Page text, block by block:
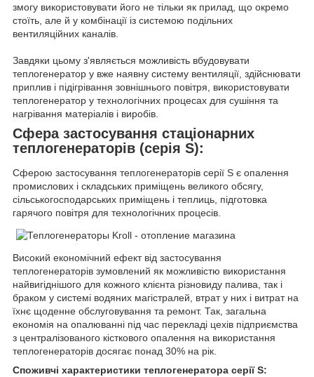
змогу використовувати його не тільки як прилад, що окремо
стоїть, але й у комбінації із системою подільних
вентиляційних каналів.
Завдяки цьому з'являється можливість вбудовувати
теплогенератор у вже наявну систему вентиляції, здійснювати
приплив і підігрівання зовнішнього повітря, використовувати
теплогенератор у технологічних процесах для сушіння та
нагрівання матеріалів і виробів.
Сфера застосування стаціонарних
теплогенераторів (серія S):
Сферою застосування теплогенераторів серії S є опалення
промислових і складських приміщень великого обсягу,
сільськогосподарських приміщень і теплиць, підготовка
гарячого повітря для технологічних процесів.
Високий економічний ефект від застосування
теплогенераторів зумовлений як можливістю використання
найвигіднішого для кожного клієнта різновиду палива, так і
браком у системі водяних магістралей, втрат у них і витрат на
їхнє щоденне обслуговування та ремонт. Так, загальна
економія на опалюванні під час перекладі цехів підприємства
з централізованого кісткового опалення на використання
теплогенераторів досягає понад 30% на рік.
Споживчі характеристики теплогенератора серії S: